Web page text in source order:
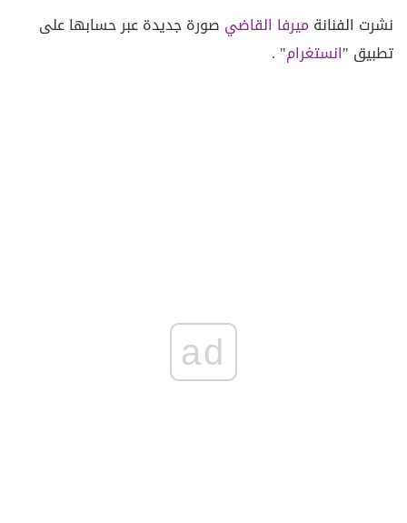
نشرت الفنانةميرفا القاضي صورة جديدة عبر حسابها على
تطبيق "انستغرام" .
ad